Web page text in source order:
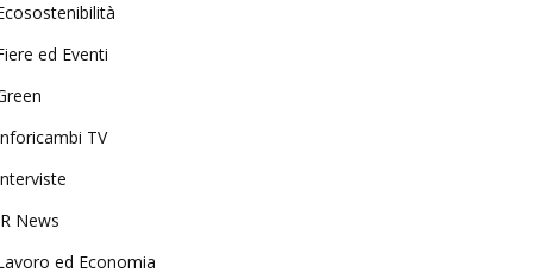
ed Eventi
TV
News
ed Economia